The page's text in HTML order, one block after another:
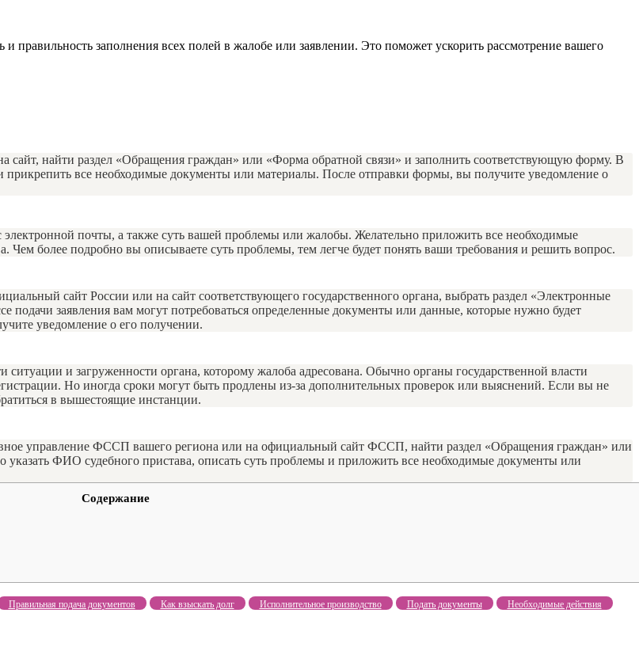
правильность заполнения всех полей в жалобе или заявлении. Это поможет ускорить рассмотрение вашего
найти раздел «Обращения граждан» или «Форма обратной связи» и заполнить соответствующую форму. В
все необходимые документы или материалы. После отправки формы, вы получите уведомление о
почты, а также суть вашей проблемы или жалобы. Желательно приложить все необходимые
более подробно вы описываете суть проблемы, тем легче будет понять ваши требования и решить вопрос.
сайт России или на сайт соответствующего государственного органа, выбрать раздел «Электронные
подачи заявления вам могут потребоваться определенные документы или данные, которые нужно будет
уведомление о его получении.
и загруженности органа, которому жалоба адресована. Обычно органы государственной власти
Но иногда сроки могут быть продлены из-за дополнительных проверок или выяснений. Если вы не
в вышестоящие инстанции.
управление ФССП вашего региона или на официальный сайт ФССП, найти раздел «Обращения граждан» или
ФИО судебного пристава, описать суть проблемы и приложить все необходимые документы или
Содержание
Правильная подача документов Как взыскать долг Исполнительное производство Подать документы Необходимые действия